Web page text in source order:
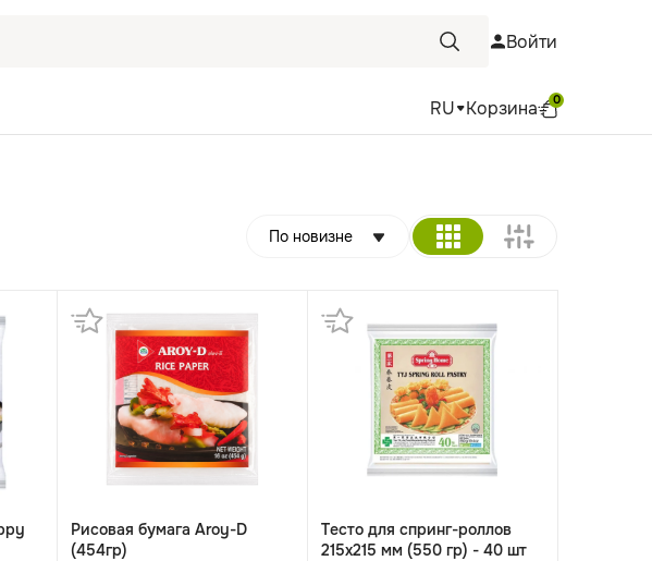
Войти
RU Корзина 0
По новизне
Рисовая бумага Aroy-D
(454гр)
Tесто для спринг-роллов
215x215 мм (550 гр) - 40 шт